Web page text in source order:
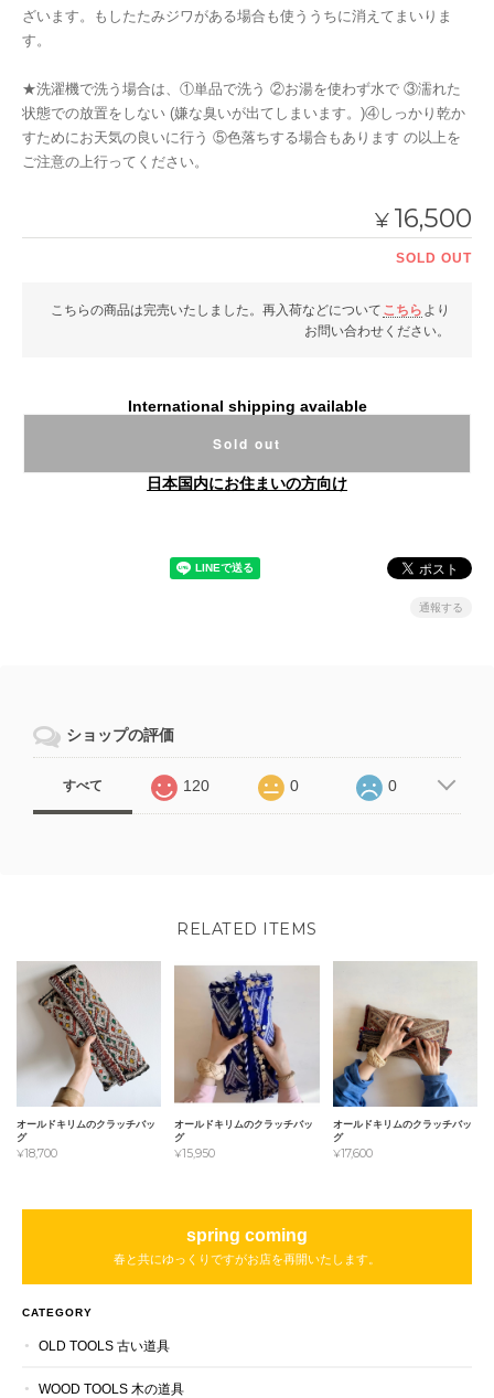
ざいます。もしたたみジワがある場合も使ううちに消えてまいりま
す。
★洗濯機で洗う場合は、①単品で洗う ②お湯を使わず水で ③濡れた
状態での放置をしない (嫌な臭いが出てしまいます。)④しっかり乾か
すためにお天気の良いに行う ⑤色落ちする場合もあります の以上を
ご注意の上行ってください。
¥ 16,500
SOLD OUT
こちらの商品は完売いたしました。再入荷などについて こちら より
お問い合わせください。
International shipping available
Sold out
日本国内にお住まいの方向け
通報する
ショップの評価
すべて 120 0 0
RELATED ITEMS
オールドキリムのクラッチバッ
グ
¥18,700
オールドキリムのクラッチバッ
グ
¥15,950
オールドキリムのクラッチバッ
グ
¥17,600
spring coming
春と共にゆっくりですがお店を再開いたします。
CATEGORY
OLD TOOLS 古い道具
WOOD TOOLS 木の道具